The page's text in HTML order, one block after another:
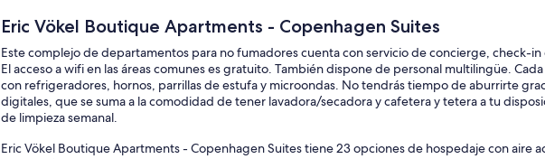
Eric Vökel Boutique Apartments - Copenhagen Suites
Este complejo de departamentos para no fumadores cuenta con servicio de concierge, check-
El acceso a wifi en las áreas comunes es gratuito. También dispone de personal multilingüe.
con refrigeradores, hornos, parrillas de estufa y microondas. No tendrás tiempo de aburrirte
digitales, que se suma a la comodidad de tener lavadora/secadora y cafetera y tetera a tu
de limpieza semanal.
Eric Vökel Boutique Apartments - Copenhagen Suites tiene 23 opciones de hospedaje con aire